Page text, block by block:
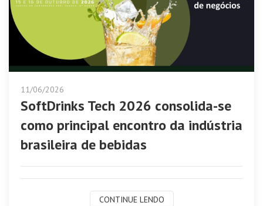
11/06/2026
SoftDrinks Tech 2026 consolida-se
como principal encontro da indústria
brasileira de bebidas
CONTINUE LENDO